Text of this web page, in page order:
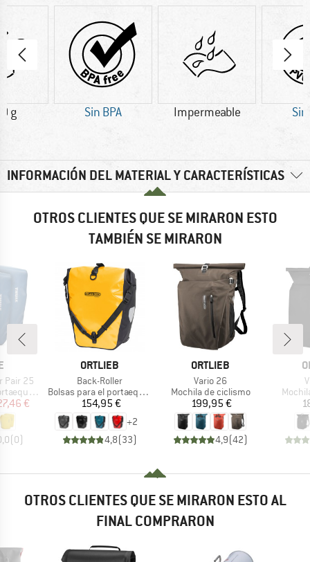
g Sin BPA Impermeable Sin
INFORMACIÓN DEL MATERIAL Y CARACTERÍSTICAS
OTROS CLIENTES QUE SE MIRARON ESTO
TAMBIÉN SE MIRARON
Pair 25
reducido
€
(0)
MARCA
ORTLIEB
Artículo
Back-Roller
Product group
Bolsas para el portaequipaje
Precio
154,95 €
+2
4,8(33)
MARCA
ORTLIEB
Artículo
Vario 26
Product group
Mochila de ciclismo
Precio
199,95 €
4,9(42)
OTROS CLIENTES QUE SE MIRARON ESTO AL
FINAL COMPRARON